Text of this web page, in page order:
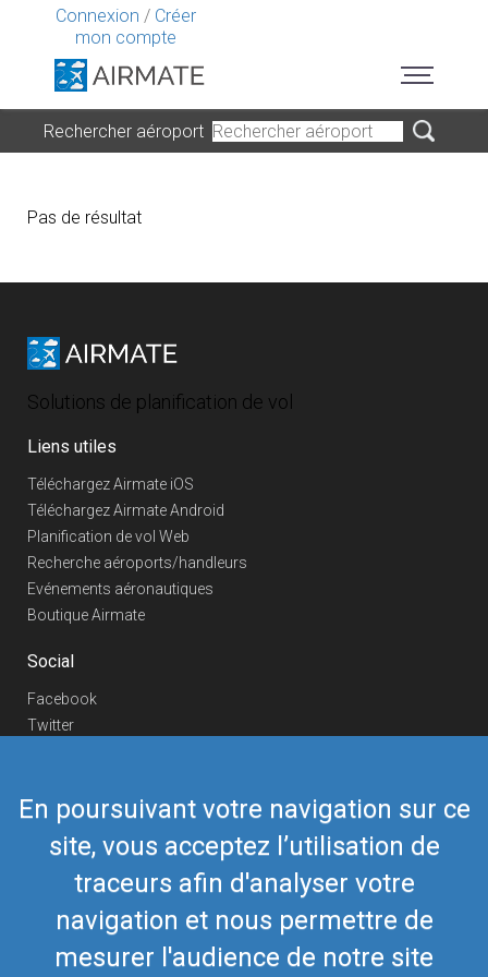
Connexion / Créer
mon compte
En poursuivant votre navigation sur ce
site, vous acceptez l’utilisation de
traceurs afin d'analyser votre
navigation et nous permettre de
mesurer l'audience de notre site
Rechercher aéroport
Pas de résultat
Solutions de planification de vol
Liens utiles
Téléchargez Airmate iOS
Téléchargez Airmate Android
Planification de vol Web
Recherche aéroports/handleurs
Evénements aéronautiques
Boutique Airmate
Social
Facebook
Twitter
Telegram
Nous contacter
Téléphone Europe +352 26441835
Téléphone US/Canada
418-592-8862
airmate@airmate.aero
(c) Myriel Aviation SA